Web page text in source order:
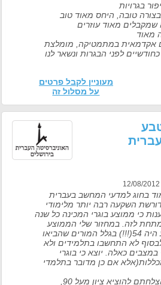
בגרויות
טובה, היחס מאוד טוב
שמקבלים מאוד עוזרים
מאוד
אקדמאית במתמטיקה, מומלצת
לפני הבגרות ונשאר לנו
מעוניין לקבל פרטים
על מסלול זה
בחוג למדעי המחשב בעברית
השקעה רבה יותר מלימודי
כי ממוצע בוגרי המכינה כל שנה
מתחת לזה. במחזור שלי הממוצע
במתמטיקה למסלול טבע היה 54(!!!) בגלל המורים שהביאו
לא התחשבו בתלמידים ולא
כאלה. יוצא כי בוגרי
אם כן מדובר בתלמדי